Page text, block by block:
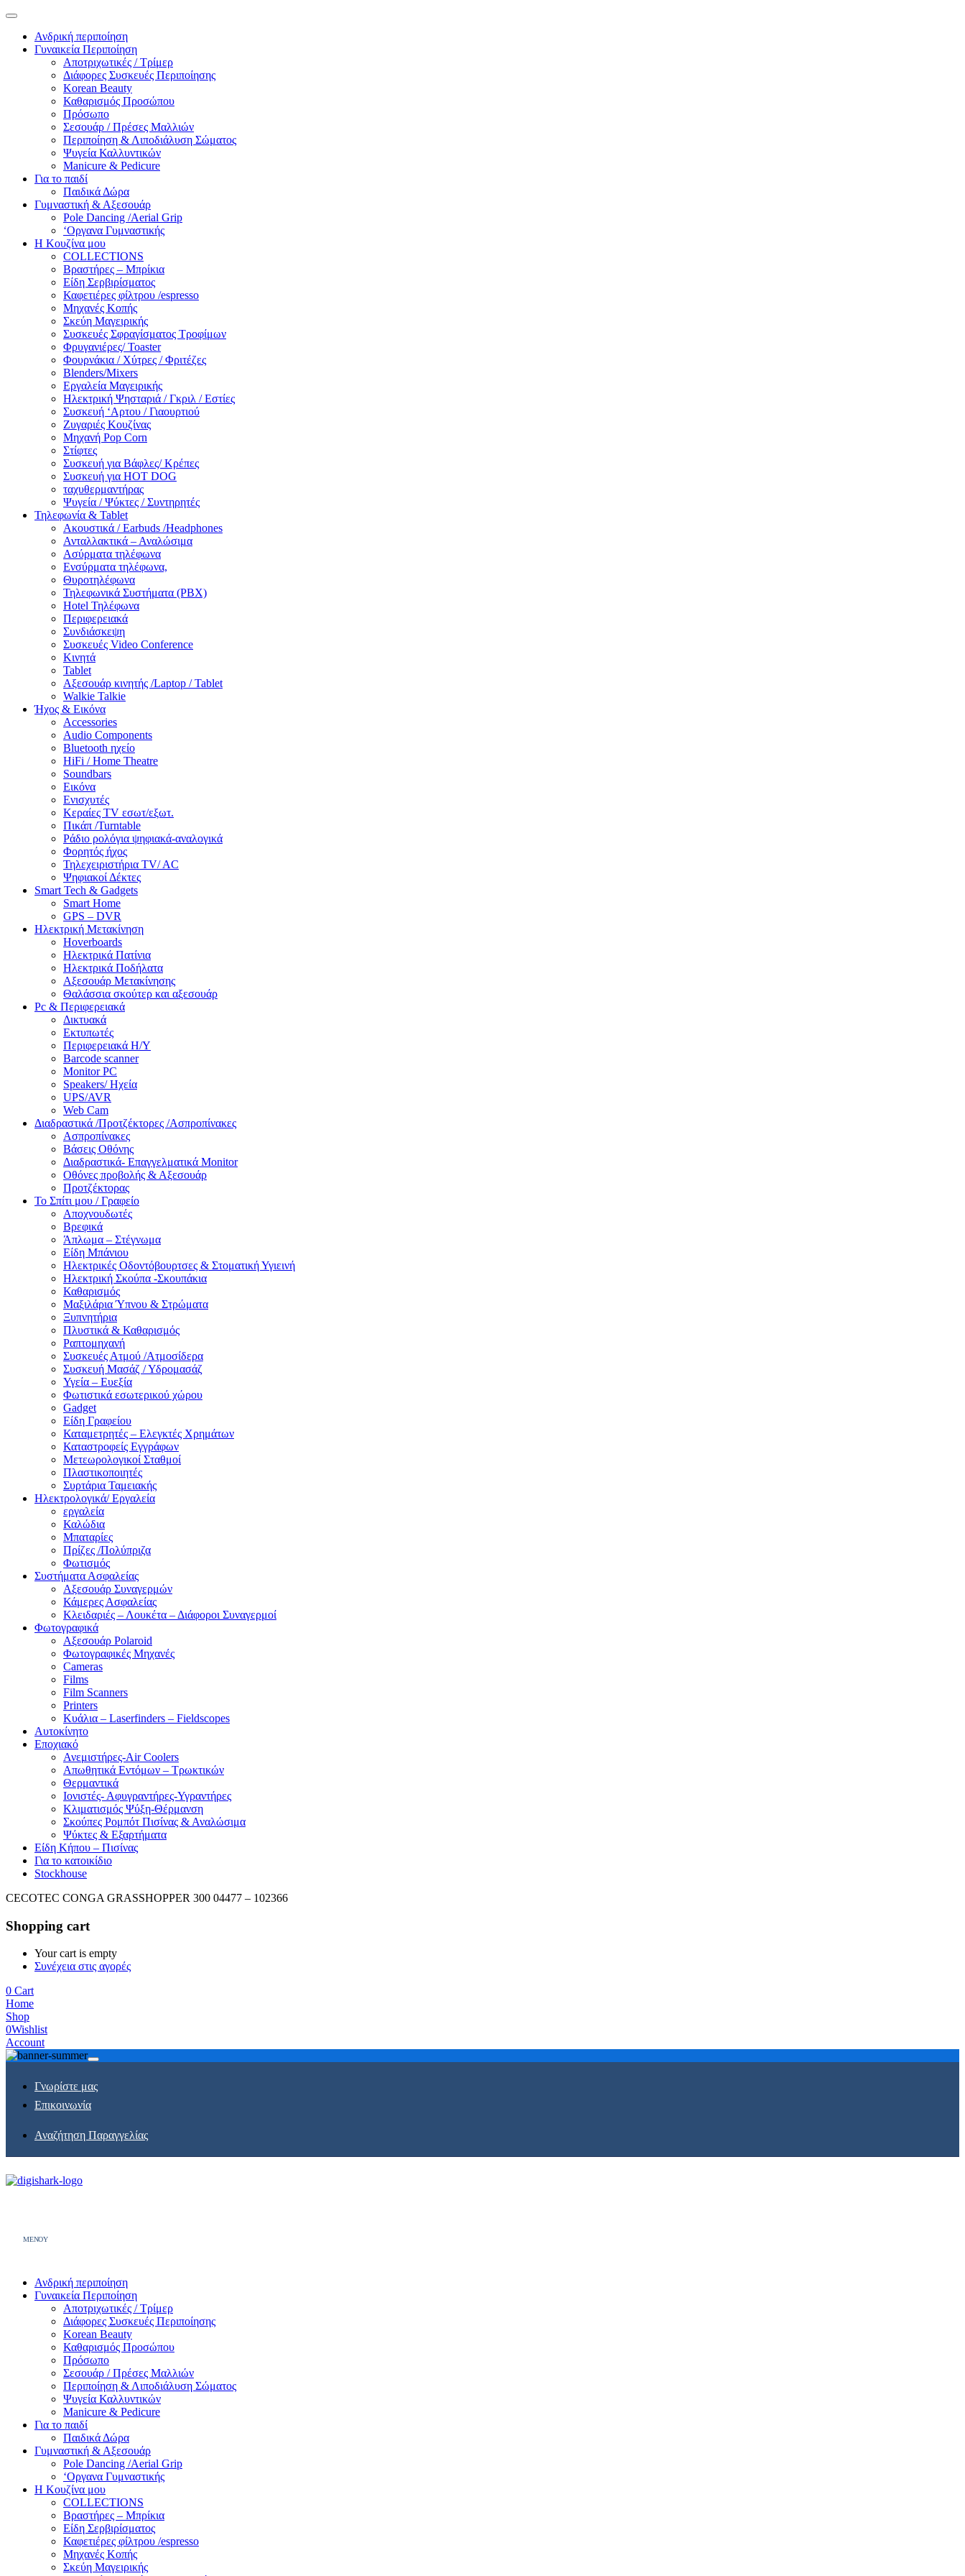
Ανδρική περιποίηση
Γυναικεία Περιποίηση
Αποτριχωτικές / Τρίμερ
Διάφορες Συσκευές Περιποίησης
Korean Beauty
Καθαρισμός Προσώπου
Πρόσωπο
Σεσουάρ / Πρέσες Μαλλιών
Περιποίηση & Λιποδιάλυση Σώματος
Ψυγεία Καλλυντικών
Manicure & Pedicure
Για το παιδί
Παιδικά Δώρα
Γυμναστική & Αξεσουάρ
Pole Dancing /Aerial Grip
‘Οργανα Γυμναστικής
Η Κουζίνα μου
COLLECTIONS
Βραστήρες – Μπρίκια
Είδη Σερβιρίσματος
Καφετιέρες φίλτρου /espresso
Μηχανές Κοπής
Σκεύη Μαγειρικής
Συσκευές Σφραγίσματος Τροφίμων
Φρυγανιέρες/ Toaster
Φουρνάκια / Χύτρες / Φριτέζες
Blenders/Mixers
Εργαλεία Μαγειρικής
Ηλεκτρική Ψησταριά / Γκριλ / Eστίες
Συσκευή ‘Αρτου / Γιαουρτιού
Ζυγαριές Κουζίνας
Μηχανή Pop Corn
Στίφτες
Συσκευή για Βάφλες/ Κρέπες
Συσκευή για HOT DOG
ταχυθερμαντήρας
Ψυγεία / Ψύκτες / Συντηρητές
Τηλεφωνία & Tablet
Ακουστικά / Earbuds /Headphones
Ανταλλακτικά – Αναλώσιμα
Ασύρματα τηλέφωνα
Ενσύρματα τηλέφωνα,
Θυροτηλέφωνα
Τηλεφωνικά Συστήματα (PBX)
Hotel Τηλέφωνα
Περιφερειακά
Συνδιάσκεψη
Συσκευές Video Conference
Κινητά
Tablet
Αξεσουάρ κινητής /Laptop / Tablet
Walkie Talkie
Ήχος & Εικόνα
Accessories
Audio Components
Bluetooth ηχείο
HiFi / Home Theatre
Soundbars
Εικόνα
Ενισχυτές
Κεραίες TV εσωτ/εξωτ.
Πικάπ /Turntable
Ράδιο ρολόγια ψηφιακά-αναλογικά
Φορητός ήχος
Τηλεχειριστήρια TV/ AC
Ψηφιακοί Δέκτες
Smart Tech & Gadgets
Smart Home
GPS – DVR
Ηλεκτρική Μετακίνηση
Hoverboards
Ηλεκτρικά Πατίνια
Ηλεκτρικά Ποδήλατα
Αξεσουάρ Μετακίνησης
Θαλάσσια σκούτερ και αξεσουάρ
Pc & Περιφερειακά
Δικτυακά
Εκτυπωτές
Περιφερειακά Η/Υ
Barcode scanner
Monitor PC
Speakers/ Ηχεία
UPS/AVR
Web Cam
Διαδραστικά /Προτζέκτορες /Ασπροπίνακες
Ασπροπίνακες
Βάσεις Οθόνης
Διαδραστικά- Επαγγελματικά Monitor
Οθόνες προβολής & Αξεσουάρ
Προτζέκτορας
Το Σπίτι μου / Γραφείο
Αποχνουδωτές
Βρεφικά
Άπλωμα – Στέγνωμα
Είδη Μπάνιου
Ηλεκτρικές Οδοντόβουρτσες & Στοματική Υγιεινή
Ηλεκτρική Σκούπα -Σκουπάκια
Καθαρισμός
Μαξιλάρια Ύπνου & Στρώματα
Ξυπνητήρια
Πλυστικά & Καθαρισμός
Ραπτομηχανή
Συσκευές Ατμού /Ατμοσίδερα
Συσκευή Μασάζ / Υδρομασάζ
Υγεία – Ευεξία
Φωτιστικά εσωτερικού χώρου
Gadget
Είδη Γραφείου
Καταμετρητές – Ελεγκτές Χρημάτων
Καταστροφείς Εγγράφων
Μετεωρολογικοί Σταθμοί
Πλαστικοποιητές
Συρτάρια Ταμειακής
Ηλεκτρολογικά/ Εργαλεία
εργαλεία
Καλώδια
Μπαταρίες
Πρίζες /Πολύπριζα
Φωτισμός
Συστήματα Ασφαλείας
Αξεσουάρ Συναγερμών
Κάμερες Ασφαλείας
Κλειδαριές – Λουκέτα – Διάφοροι Συναγερμοί
Φωτογραφικά
Αξεσουάρ Polaroid
Φωτογραφικές Μηχανές
Cameras
Films
Film Scanners
Printers
Κυάλια – Laserfinders – Fieldscopes
Αυτοκίνητο
Εποχιακό
Ανεμιστήρες-Air Coolers
Απωθητικά Εντόμων – Τρωκτικών
Θερμαντικά
Ιονιστές- Αφυγραντήρες-Υγραντήρες
Κλιματισμός Ψύξη-Θέρμανση
Σκούπες Ρομπότ Πισίνας & Αναλώσιμα
Ψύκτες & Εξαρτήματα
Είδη Κήπου – Πισίνας
Για το κατοικίδιο
Stockhouse
CECOTEC CONGA GRASSHOPPER 300 04477 – 102366
Shopping cart
Your cart is empty
Συνέχεια στις αγορές
0 Cart
Home
Shop
0Wishlist
Account
Γνωρίστε μας
Επικοινωνία
Αναζήτηση Παραγγελίας
MENOY
Ανδρική περιποίηση
Γυναικεία Περιποίηση
Αποτριχωτικές / Τρίμερ
Διάφορες Συσκευές Περιποίησης
Korean Beauty
Καθαρισμός Προσώπου
Πρόσωπο
Σεσουάρ / Πρέσες Μαλλιών
Περιποίηση & Λιποδιάλυση Σώματος
Ψυγεία Καλλυντικών
Manicure & Pedicure
Για το παιδί
Παιδικά Δώρα
Γυμναστική & Αξεσουάρ
Pole Dancing /Aerial Grip
‘Οργανα Γυμναστικής
Η Κουζίνα μου
COLLECTIONS
Βραστήρες – Μπρίκια
Είδη Σερβιρίσματος
Καφετιέρες φίλτρου /espresso
Μηχανές Κοπής
Σκεύη Μαγειρικής